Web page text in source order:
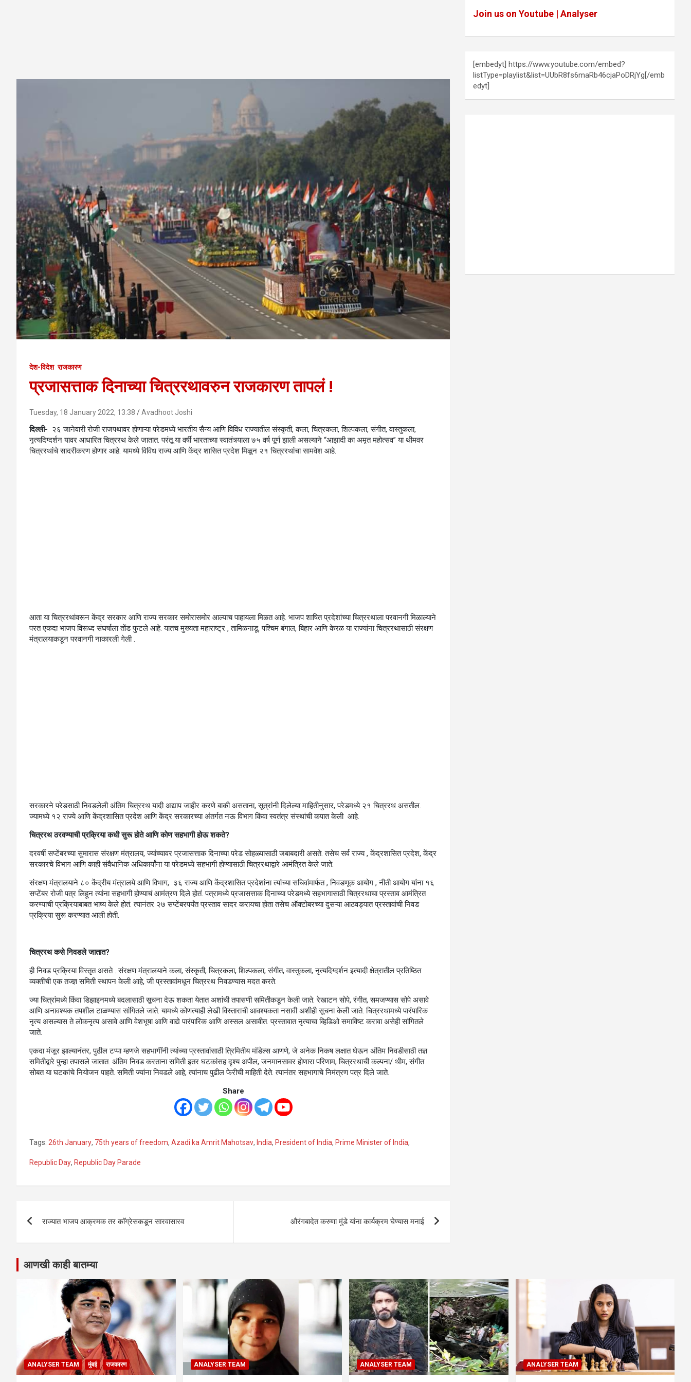
देश-विदेश राजकारण
प्रजासत्ताक दिनाच्या चित्ररथावरुन राजकारण तापलं !
Tuesday, 18 January 2022, 13:38 Avadhoot Joshi
दिल्ली- २६ जानेवारी रोजी राजपथावर होणाऱ्या परेडमध्ये भारतीय सैन्य आणि विविध राज्यातील संस्कृती, कला, चित्रकला, शिल्पकला, संगीत, वास्तुकला,
नृत्यदिग्दर्शन यावर आधारित चित्ररथ केले जातात. परंतू या वर्षी भारताच्या स्वातंत्र्याला ७५ वर्ष पूर्ण झाली असल्याने “आझादी का अमृत महोत्सव” या थीमवर
चित्ररथांचे सादरीकरण होणार आहे. यामध्ये विविध राज्य आणि केंद्र शासित प्रदेश मिळून २१ चित्ररथांचा सामवेश आहे.
आता या चित्ररथांवरून केंद्र सरकार आणि राज्य सरकार समोरासमोर आल्याच पाहायला मिळत आहे. भाजप शाषित प्रदेशांच्या चित्ररथाला परवानगी मिळाल्याने
परत एकदा भाजप विरूध्द संघर्षाला तोंड फुटले आहे. यातच मुख्यता महाराष्ट्र , तामिळनाडू, पश्चिम बंगाल, बिहार आणि केरळ या राज्यांना चित्ररथासाठी संरक्षण
मंत्रालयाकडून परवानगी नाकारली गेली .
सरकारने परेडसाठी निवडलेली अंतिम चित्ररथ यादी अद्याप जाहीर करणे बाकी असताना, सूत्रांनी दिलेल्या माहितीनुसार, परेडमध्ये २१ चित्ररथ असतील.
ज्यामध्ये १२ राज्ये आणि केंद्रशासित प्रदेश आणि केंद्र सरकारच्या अंतर्गत नऊ विभाग किंवा स्वतंत्र संस्थांची कपात केली आहे.
चित्ररथ ठरवण्याची प्रक्रिया कधी सुरू होते आणि कोण सहभागी होऊ शकते?
दरवर्षी सप्टेंबरच्या सुमारास संरक्षण मंत्रालय, ज्यांच्यावर प्रजासत्ताक दिनाच्या परेड सोहळ्यासाठी जबाबदारी असते. तसेच सर्व राज्य , केंद्रशासित प्रदेश, केंद्र
सरकारचे विभाग आणि काही संवैधानिक अधिकार्यांना या परेडमध्ये सहभागी होण्यासाठी चित्ररथाद्वारे आमंत्रित केले जाते.
संरक्षण मंत्रालयाने ८० केंद्रीय मंत्रालये आणि विभाग, ३६ राज्य आणि केंद्रशासित प्रदेशांना त्यांच्या सचिवांमार्फत , निवडणूक आयोग , नीती आयोग यांना १६
सप्टेंबर रोजी पत्र लिहून त्यांना सहभागी होण्याचं आमंत्रण दिले होतं. पत्रामध्ये प्रजासत्ताक दिनाच्या परेडमध्ये सहभागासाठी चित्ररथाचा प्रस्ताव आमंत्रित
करण्याची प्रक्रियाबाबत भाष्य केले होतं. त्यानंतर २७ सप्टेंबरपर्यंत प्रस्ताव सादर करायचा होता तसेच ऑक्टोबरच्या दुसऱ्या आठवड्यात प्रस्तावांची निवड
प्रक्रिया सुरू करण्यात आली होती.
चित्ररथ कसे निवडले जातात?
ही निवड प्रक्रिया विस्तृत असते . संरक्षण मंत्रालयाने कला, संस्कृती, चित्रकला, शिल्पकला, संगीत, वास्तुकला, नृत्यदिग्दर्शन इत्यादी क्षेत्रातील प्रतिष्ठित
व्यक्तींची एक तज्ज्ञ समिती स्थापन केली आहे, जी प्रस्तावांमधून चित्ररथ निवडण्यास मदत करते.
ज्या चित्रांमध्ये किंवा डिझाइनमध्ये बदलासाठी सूचना देऊ शकता येतात अशांची तपासणी समितीकडून केली जाते. रेखाटन सोपे, रंगीत, समजण्यास सोपे असावे
आणि अनावश्यक तपशील टाळण्यास सांगितले जाते. यामध्ये कोणत्याही लेखी विस्ताराची आवश्यकता नसावी अशीही सूचना केली जाते. चित्ररथामध्ये पारंपारिक
नृत्य असल्यास ते लोकनृत्य असावे आणि वेशभूषा आणि वाद्ये पारंपारिक आणि अस्सल असावीत. प्रस्तावात नृत्याचा व्हिडिओ समाविष्ट करावा असेही सांगितले
जाते.
एकदा मंजूर झाल्यानंतर, पुढील टप्पा म्हणजे सहभागींनी त्यांच्या प्रस्तावांसाठी त्रिमितीय मॉडेल्स आणणे, जे अनेक निकष लक्षात घेऊन अंतिम निवडीसाठी तज्ञ
समितीद्वारे पुन्हा तपासले जातात. अंतिम निवड करताना समिती इतर घटकांसह दृश्य अपील, जनमानसावर होणारा परिणाम, चित्ररथाची कल्पना/ थीम, संगीत
सोबत या घटकांचे नियोजन पाहते. समिती ज्यांना निवडले आहे, त्यांनाच पुढील फेरीची माहिती देते. त्यानंतर सहभागाचे निमंत्रण पत्र दिले जाते.
Share
Tags: 26th January, 75th years of freedom, Azadi ka Amrit Mahotsav, India, President of India, Prime Minister of India,
Republic Day, Republic Day Parade
navigation
राज्यात भाजप आक्रमक तर काॅग्रेसकडून सारवासारव औरंगबादेत करुणा मुंडे यांना कार्यक्रम घेण्यास मनाई
Join us on Youtube | Analyser
[embedyt] https://www.youtube.com/embed?
listType=playlist&list=UUbR8fs6maRb46cjaPoDRjYg[/emb
edyt]
आणखी काही बातम्या
ANALYSER TEAM मुंबई राजकारण ANALYSER TEAM ANALYSER TEAM ANALYSER TEAM